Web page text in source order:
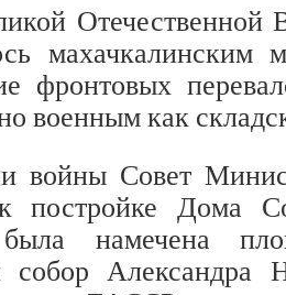
Отечественной
фронтовых
военным как
войны Совет
постройке Дома
была намечена
собор Александра